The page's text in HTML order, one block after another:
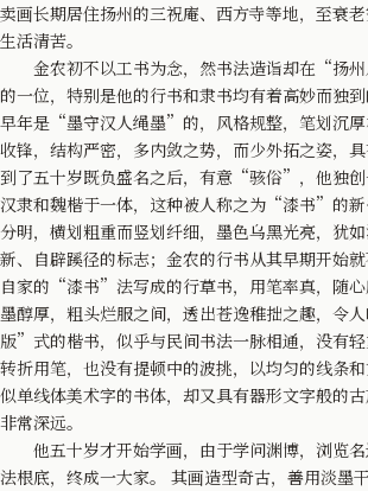
卖画长期居住扬州的三祝庵、西方寺等地，至衰老
生活清苦。
金农初不以工书为念，然书法造诣却在“扬
的一位，特别是他的行书和隶书均有着高妙而独
早年是“墨守汉人绳墨”的，风格规整，笔划沉
收锋，结构严密，多内敛之势，而少外拓之姿，
到了五十岁既负盛名之后，有意“骇俗”，他独
汉隶和魏楷于一体，这种被人称之为“漆书”的
分明，横划粗重而竖划纤细，墨色乌黑光亮，犹
新、自辟蹊径的标志；金农的行书从其早期开始
自家的“漆书”法写成的行草书，用笔率真，随
墨醇厚，粗头烂服之间，透出苍逸稚拙之趣，令
版”式的楷书，似乎与民间书法一脉相通，没有
转折用笔，也没有提顿中的波挑，以均匀的线条
似单线体美术字的书体，却又具有器形文字般的
非常深远。
他五十岁才开始学画，由于学问渊博，浏览名
法根底，终成一大家。 其画造型奇古，善用淡墨